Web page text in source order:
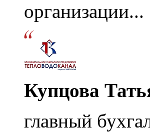
Купцова
главный